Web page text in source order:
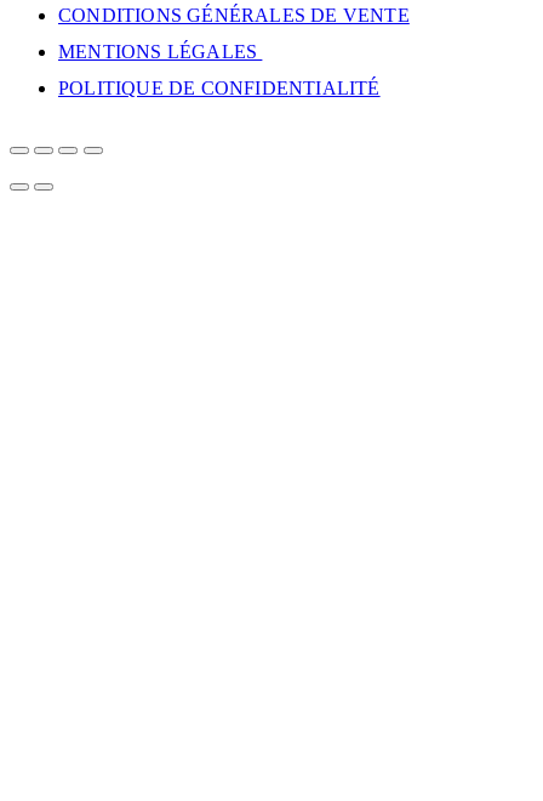
CONDITIONS GÉNÉRALES DE VENTE
MENTIONS LÉGALES
POLITIQUE DE CONFIDENTIALITÉ